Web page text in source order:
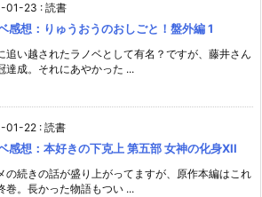
01-23 : 読書
感想：りゅうおうのおしごと！盤外編 1
追い越されたラノベとして有名？ですが、藤井さん
達成。それにあやかった ...
01-22 : 読書
感想：本好きの下克上 第五部 女神の化身XII
の続きの話が盛り上がってますが、原作本編はこれ
巻。長かった物語もつい ...